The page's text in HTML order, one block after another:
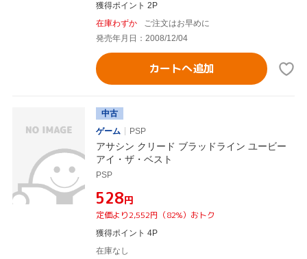
獲得ポイント 2P
在庫わずか
ご注文はお早めに
発売年月日：2008/12/04
カートへ追加
中古
ゲーム
PSP
アサシン クリード ブラッドライン ユービー
アイ・ザ・ベスト
PSP
¥528円
定価より2,552円（82%）おトク
獲得ポイント 4P
在庫なし